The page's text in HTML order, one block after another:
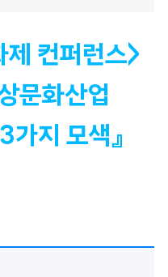
컨퍼런스>
문화산업
지 모색』